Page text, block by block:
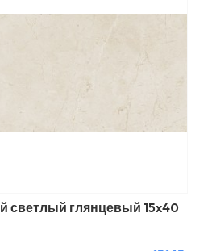
светлый глянцевый 15x40